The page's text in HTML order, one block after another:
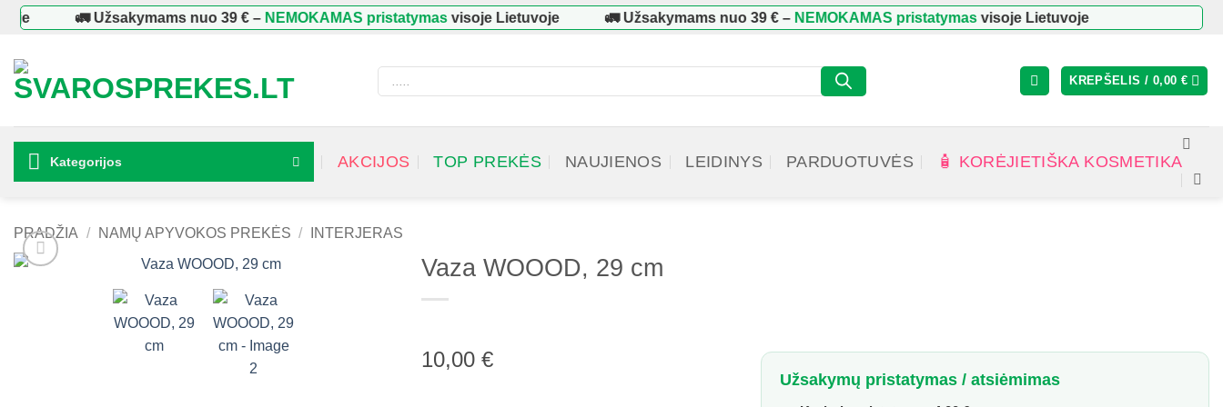
Skip
content
🚛 Užsakymams nuo39 €–NEMOKAMAS pristatymasvisoje Lietuvoje 🚛 Užsakymams nuo39 €–NEMOKAMAS pristatymasvisoje Lietuvoje
Products
search
KREPŠELIS / 0,00 €
Kategorijos AKCIJOS TOP PREKĖS NAUJIENOS LEIDINYS PARDUOTUVĖS 🧴 KORĖJIETIŠKA KOSMETIKA
PRADŽIA / NAMŲ APYVOKOS PREKĖS / INTERJERAS
Vaza WOOOD, 29 cm
10,00 €
Užsakymų pristatymas / atsiėmimas